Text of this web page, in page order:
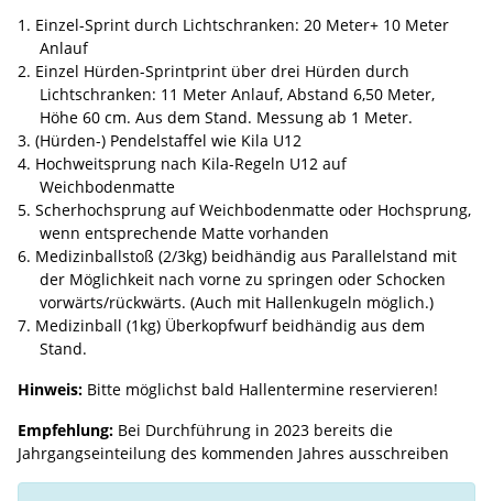
Einzel-Sprint durch Lichtschranken: 20 Meter+ 10 Meter
Anlauf
Einzel Hürden-Sprintprint über drei Hürden durch
Lichtschranken: 11 Meter Anlauf, Abstand 6,50 Meter,
Höhe 60 cm. Aus dem Stand. Messung ab 1 Meter.
(Hürden-) Pendelstaffel wie Kila U12
Hochweitsprung nach Kila-Regeln U12 auf
Weichbodenmatte
Scherhochsprung auf Weichbodenmatte oder Hochsprung,
wenn entsprechende Matte vorhanden
Medizinballstoß (2/3kg) beidhändig aus Parallelstand mit
der Möglichkeit nach vorne zu springen oder Schocken
vorwärts/rückwärts. (Auch mit Hallenkugeln möglich.)
Medizinball (1kg) Überkopfwurf beidhändig aus dem
Stand.
Hinweis: Bitte möglichst bald Hallentermine reservieren!
Empfehlung: Bei Durchführung in 2023 bereits die
Jahrgangseinteilung des kommenden Jahres ausschreiben